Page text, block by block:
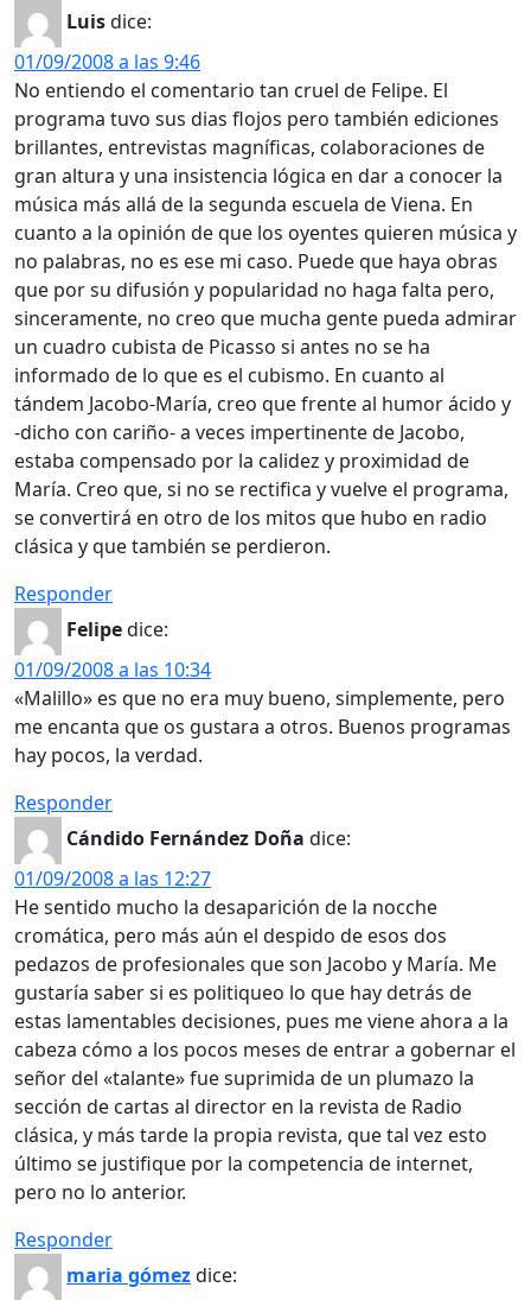
Luisdice:
01/09/2008 a las 9:46
No entiendo el comentario tan cruel de Felipe. El
programa tuvo sus dias flojos pero también ediciones
brillantes, entrevistas magníficas, colaboraciones de
gran altura y una insistencia lógica en dar a conocer la
música más allá de la segunda escuela de Viena. En
cuanto a la opinión de que los oyentes quieren música y
no palabras, no es ese mi caso. Puede que haya obras
que por su difusión y popularidad no haga falta pero,
sinceramente, no creo que mucha gente pueda admirar
un cuadro cubista de Picasso si antes no se ha
informado de lo que es el cubismo. En cuanto al
tándem Jacobo-María, creo que frente al humor ácido y
-dicho con cariño- a veces impertinente de Jacobo,
estaba compensado por la calidez y proximidad de
María. Creo que, si no se rectifica y vuelve el programa,
se convertirá en otro de los mitos que hubo en radio
clásica y que también se perdieron.
Responder
Felipedice:
01/09/2008 a las 10:34
«Malillo» es que no era muy bueno, simplemente, pero
me encanta que os gustara a otros. Buenos programas
hay pocos, la verdad.
Responder
Cándido Fernández Doña dice:
01/09/2008 a las 12:27
He sentido mucho la desaparición de la nocche
cromática, pero más aún el despido de esos dos
pedazos de profesionales que son Jacobo y María. Me
gustaría saber si es politiqueo lo que hay detrás de
estas lamentables decisiones, pues me viene ahora a la
cabeza cómo a los pocos meses de entrar a gobernar el
señor del «talante» fue suprimida de un plumazo la
sección de cartas al director en la revista de Radio
clásica, y más tarde la propia revista, que tal vez esto
último se justifique por la competencia de internet,
pero no lo anterior.
Responder
maria gómezdice: